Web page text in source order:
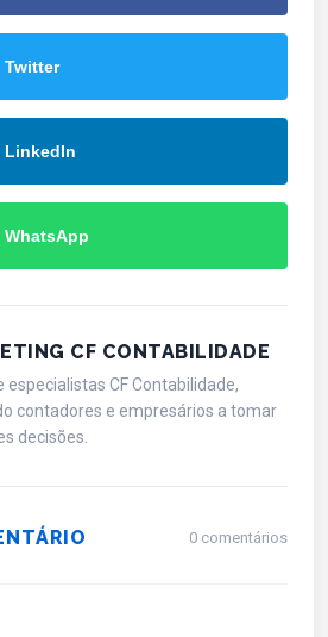
Twitter
LinkedIn
CF CONTABILIDADE
especialistas CF Contabilidade,
contadores e empresários a tomar
decisões.
0 comentários